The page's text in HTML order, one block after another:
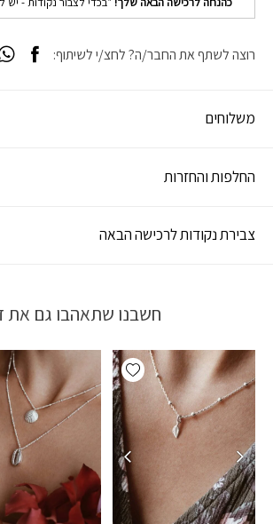
משלוחים
החלפות והחזרות
צבירת נקודות לרכישה הבאה
רוצה לשתף את החבר/ה? לחצ/י לשיתוף:
חשבנו שתאהבו גם את
Add wishlist